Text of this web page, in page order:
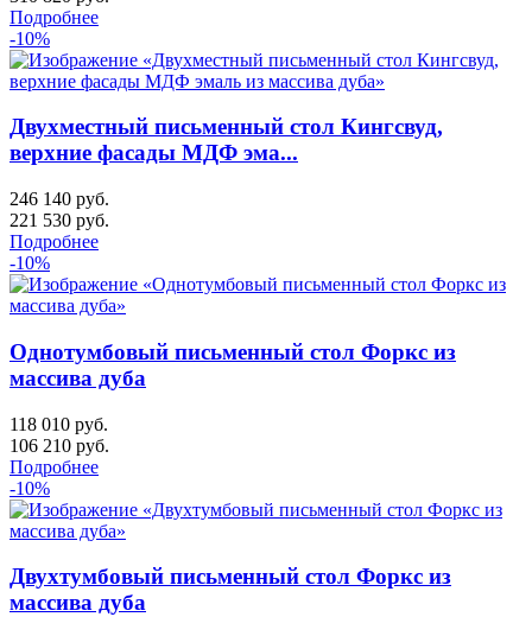
Подробнее
-10%
Двухместный письменный стол Кингсвуд,
верхние фасады МДФ эма...
246 140 руб.
221 530 руб.
Подробнее
-10%
Однотумбовый письменный стол Форкс из
массива дуба
118 010 руб.
106 210 руб.
Подробнее
-10%
Двухтумбовый письменный стол Форкс из
массива дуба